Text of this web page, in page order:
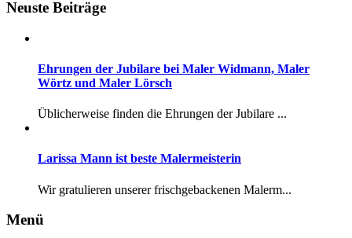
Neuste Beiträge
Ehrungen der Jubilare bei Maler Widmann, Maler
Wörtz und Maler Lörsch
Üblicherweise finden die Ehrungen der Jubilare ...
Larissa Mann ist beste Malermeisterin
Wir gratulieren unserer frischgebackenen Malerm...
Menü